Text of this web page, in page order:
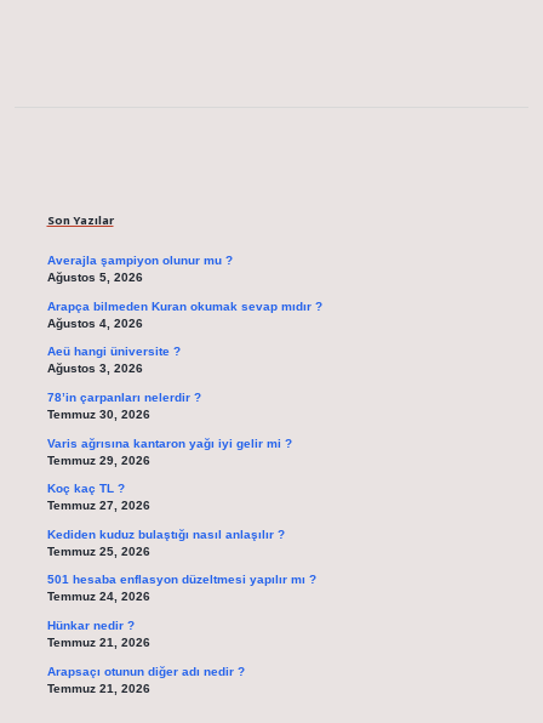
Son Yazılar
Averajla şampiyon olunur mu ?
Ağustos 5, 2026
Arapça bilmeden Kuran okumak sevap mıdır ?
Ağustos 4, 2026
Aeü hangi üniversite ?
Ağustos 3, 2026
78’in çarpanları nelerdir ?
Temmuz 30, 2026
Varis ağrısına kantaron yağı iyi gelir mi ?
Temmuz 29, 2026
Koç kaç TL ?
Temmuz 27, 2026
Kediden kuduz bulaştığı nasıl anlaşılır ?
Temmuz 25, 2026
501 hesaba enflasyon düzeltmesi yapılır mı ?
Temmuz 24, 2026
Hünkar nedir ?
Temmuz 21, 2026
Arapsaçı otunun diğer adı nedir ?
Temmuz 21, 2026